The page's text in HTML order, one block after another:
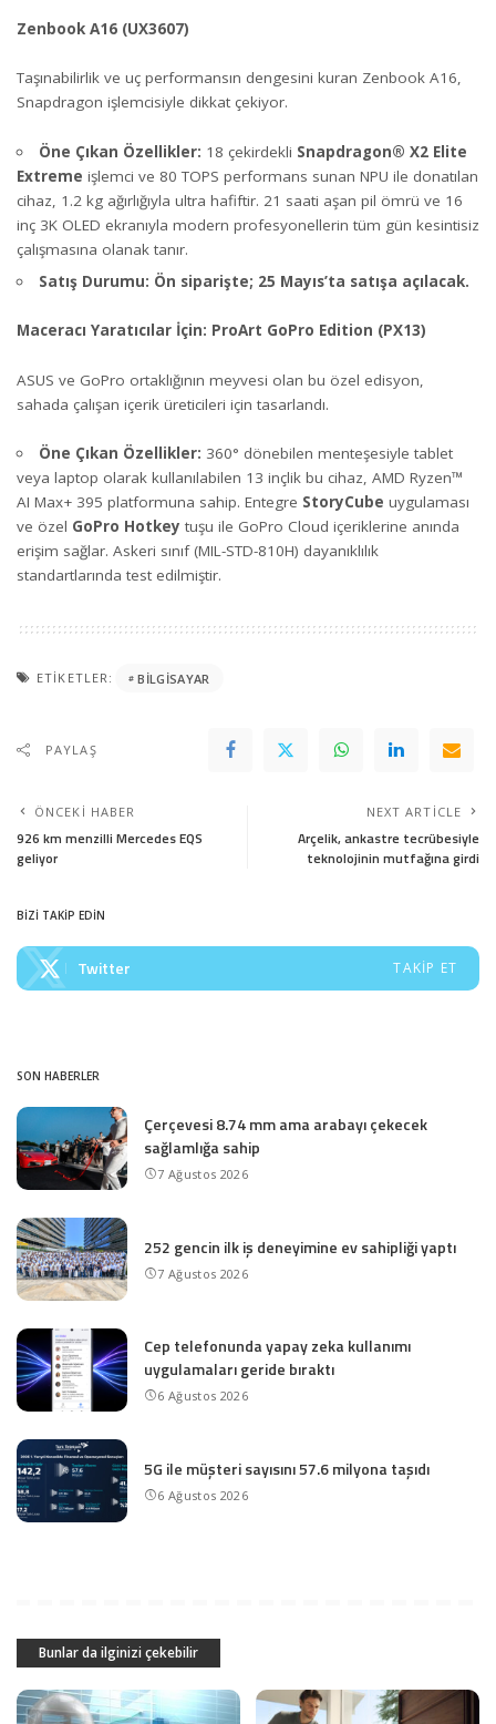
Zenbook A16 (UX3607)
Taşınabilirlik ve uç performansın dengesini kuran Zenbook A16,
Snapdragon işlemcisiyle dikkat çekiyor.
Öne Çıkan Özellikler: 18 çekirdekli Snapdragon® X2 Elite
Extreme işlemci ve 80 TOPS performans sunan NPU ile donatılan
cihaz, 1.2 kg ağırlığıyla ultra hafiftir. 21 saati aşan pil ömrü ve 16
inç 3K OLED ekranıyla modern profesyonellerin tüm gün kesintisiz
çalışmasına olanak tanır.
Satış Durumu: Ön siparişte; 25 Mayıs’ta satışa açılacak.
Maceracı Yaratıcılar İçin: ProArt GoPro Edition (PX13)
ASUS ve GoPro ortaklığının meyvesi olan bu özel edisyon,
sahada çalışan içerik üreticileri için tasarlandı.
Öne Çıkan Özellikler: 360° dönebilen menteşesiyle tablet
veya laptop olarak kullanılabilen 13 inçlik bu cihaz, AMD Ryzen™
AI Max+ 395 platformuna sahip. Entegre StoryCube uygulaması
ve özel GoPro Hotkey tuşu ile GoPro Cloud içeriklerine anında
erişim sağlar. Askeri sınıf (MIL-STD-810H) dayanıklılık
standartlarında test edilmiştir.
ETIKETLER: BILGISAYAR
PAYLAŞ
ÖNCEKI HABER
926 km menzilli Mercedes EQS
geliyor
NEXT ARTICLE
Arçelik, ankastre tecrübesiyle
teknolojinin mutfağına girdi
BİZİ TAKİP EDİN
Twitter TAKIP ET
SON HABERLER
Çerçevesi 8.74 mm ama arabayı çekecek
sağlamlığa sahip
7 Ağustos 2026
252 gencin ilk iş deneyimine ev sahipliği yaptı
7 Ağustos 2026
Cep telefonunda yapay zeka kullanımı
uygulamaları geride bıraktı
6 Ağustos 2026
5G ile müşteri sayısını 57.6 milyona taşıdı
6 Ağustos 2026
Bunlar da ilginizi çekebilir